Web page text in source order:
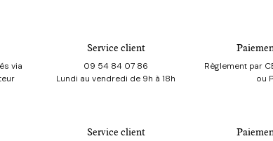
via
Service client
09 54 84 07 86
Lundi au vendredi de 9h à 18h
Règlement par
ou
Service client